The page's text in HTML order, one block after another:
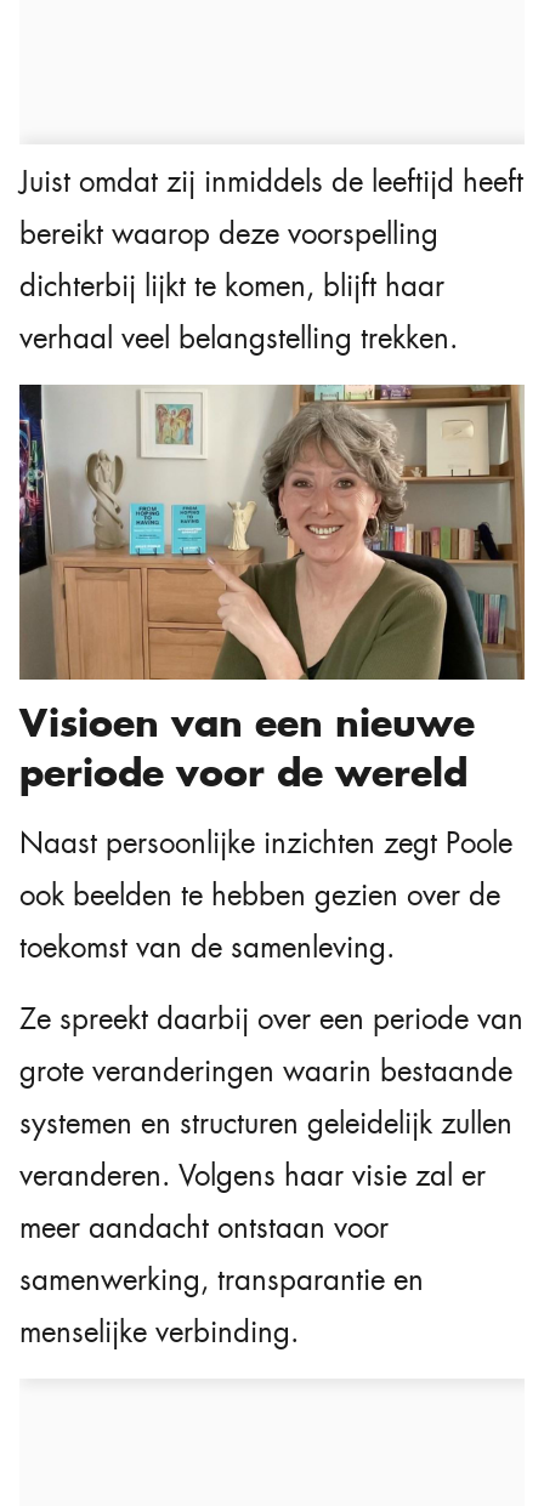
Juist omdat zij inmiddels de leeftijd heeft
bereikt waarop deze voorspelling
dichterbij lijkt te komen, blijft haar
verhaal veel belangstelling trekken.
Visioen van een nieuwe
periode voor de wereld
Naast persoonlijke inzichten zegt Poole
ook beelden te hebben gezien over de
toekomst van de samenleving.
Ze spreekt daarbij over een periode van
grote veranderingen waarin bestaande
systemen en structuren geleidelijk zullen
veranderen. Volgens haar visie zal er
meer aandacht ontstaan voor
samenwerking, transparantie en
menselijke verbinding.